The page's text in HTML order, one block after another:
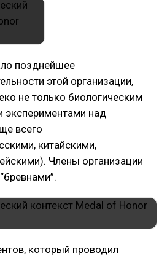
позднейшее
этой организации,
не только биологическим
над
всего
китайскими,
Члены организации
который проводил